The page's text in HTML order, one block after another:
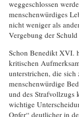
weggeschlossen
menschenwürdiges
nicht weniger als
Vergebung der
Schon Benedikt XVI.
kritischen
unterstrichen, die
menschenwürdige
und des Strafvollzugs
wichtige
Opfer“ deutlicher in